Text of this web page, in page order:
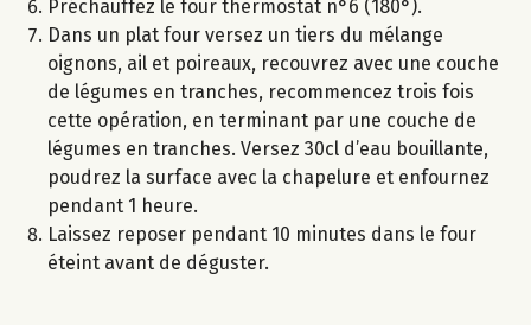
Préchauffez le four thermostat n°6 (180°).
Dans un plat four versez un tiers du mélange
oignons, ail et poireaux, recouvrez avec une couche
de légumes en tranches, recommencez trois fois
cette opération, en terminant par une couche de
légumes en tranches. Versez 30cl d’eau bouillante,
poudrez la surface avec la chapelure et enfournez
pendant 1 heure.
Laissez reposer pendant 10 minutes dans le four
éteint avant de déguster.